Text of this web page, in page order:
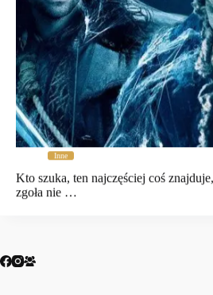
Inne
Kto szuka, ten najczęściej coś
zgoła nie …